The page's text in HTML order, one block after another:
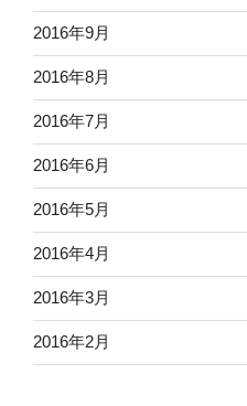
2016年9月
2016年8月
2016年7月
2016年6月
2016年5月
2016年4月
2016年3月
2016年2月